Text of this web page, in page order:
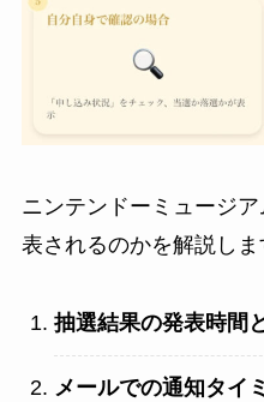
ニンテンドーミュージ
表されるのかを解説しま
抽選結果の発表時間
メールでの通知タイ